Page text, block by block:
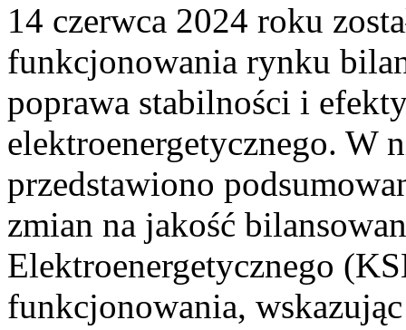
14 czerwca 2024 roku
funkcjonowania rynku
poprawa stabilności i
elektroenergetycznego. W
przedstawiono
zmian na jakość
Elektroenergetycznego
funkcjonowania,